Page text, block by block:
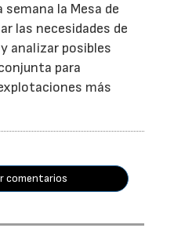
la Mesa de
las necesidades de
analizar posibles
para
más
comentarios